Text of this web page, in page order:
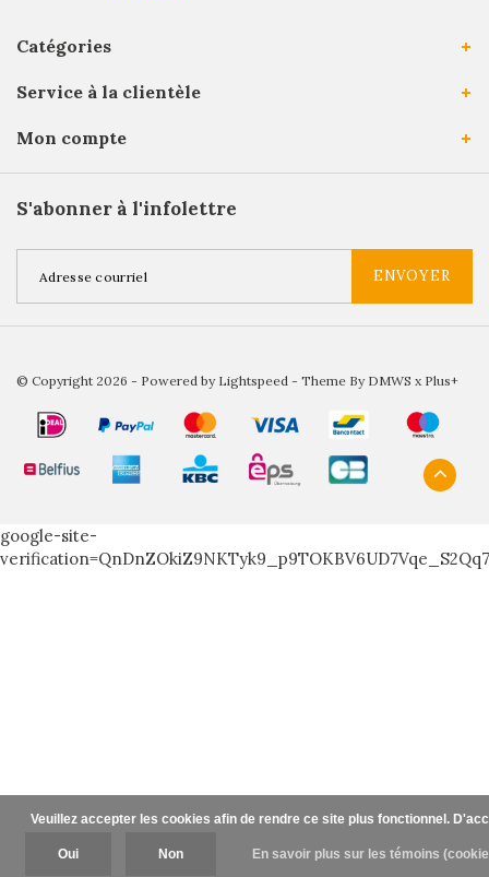
Catégories
Service à la clientèle
Mon compte
S'abonner à l'infolettre
ENVOYER
© Copyright 2026 - Powered by Lightspeed - Theme By DMWS x Plus+
google-site-
Veuillez accepter les cookies afin de rendre ce site plus fonctionnel.
Oui Non En savoir plus sur les témoins